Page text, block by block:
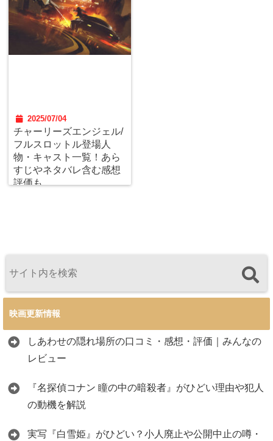
2025/07/04
チャーリーズエンジェル/
フルスロットル登場人
物・キャスト一覧！あら
すじやネタバレ含む感想
評価も
映画更新情報
しあわせの隠れ場所の口コミ・感想・評価｜みんなの
レビュー
『名探偵コナン 瞳の中の暗殺者』がひどい理由や犯人
の動機を解説
実写『白雪姫』がひどい？小人廃止や公開中止の噂・